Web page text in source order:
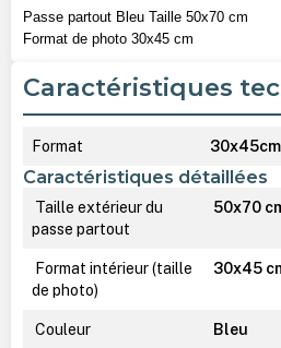
Passe partout Bleu Taille 50x70 cm
Format de photo 30x45 cm
Caractéristiques
Format 30x45cm
Caractéristiques détaillées
Taille extérieur du
passe partout
50x70
Format intérieur (taille
de photo)
30x45
Couleur Bleu